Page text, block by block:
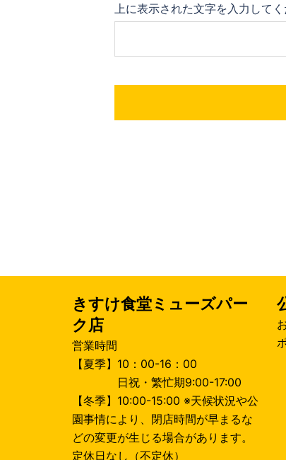
上に表示された文字を入力してく
きすけ食堂ミューズパー
ク店
営業時間
【夏季】10：00-16：00
日祝・繁忙期9:00-17:00
【冬季】10:00-15:00 ※天候状況や公
園事情により、閉店時間が早まるな
どの変更が生じる場合があります。
定休日なし（不定休）